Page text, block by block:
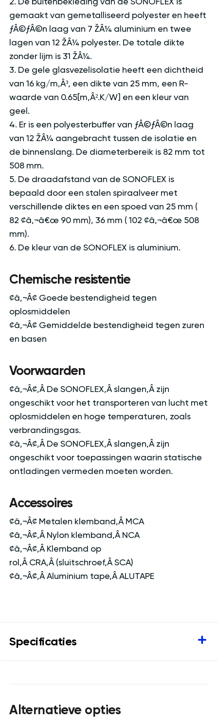
gemaakt van gemetalliseerd polyester en heeft
ƒÂ©ƒÂ©n laag van 7 ŽÂ¼ aluminium en twee
lagen van 12 ŽÂ¼ polyester. De totale dikte
zonder lijm is 31 ŽÂ¼.
3. De gele glasvezelisolatie heeft een dichtheid
van 16 kg/m‚Â³, een dikte van 25 mm, een R-
waarde van 0.65[m‚Â².K/W] en een kleur van
geel.
4. Er is een polyesterbuffer van ƒÂ©ƒÂ©n laag
van 12 ŽÂ¼ aangebracht tussen de isolatie en
de binnenslang. De diameterbereik is 82 mm tot
508 mm.
5. De draadafstand van de SONOFLEX is
bepaald door een stalen spiraalveer met
verschillende diktes en een spoed van 25 mm (
82 ¢â‚¬â€œ 90 mm), 36 mm ( 102 ¢â‚¬â€œ 508
mm).
6. De kleur van de SONOFLEX is aluminium.
Chemische resistentie
¢â‚¬Â¢ Goede bestendigheid tegen
oplosmiddelen
¢â‚¬Â¢ Gemiddelde bestendigheid tegen zuren
en basen
Voorwaarden
¢â‚¬Â¢‚Â De SONOFLEX‚Â slangen‚Â zijn
ongeschikt voor het transporteren van lucht met
oplosmiddelen en hoge temperaturen, zoals
verbrandingsgas.
¢â‚¬Â¢‚Â De SONOFLEX‚Â slangen‚Â zijn
ongeschikt voor toepassingen waarin statische
ontladingen vermeden moeten worden.
Accessoires
¢â‚¬Â¢ Metalen klemband‚Â MCA
¢â‚¬Â¢‚Â Nylon klemband‚Â NCA
¢â‚¬Â¢‚Â Klemband op
rol‚Â CRA‚Â (sluitschroef‚Â SCA)
¢â‚¬Â¢‚Â Aluminium tape‚Â ALUTAPE
Specificaties
Alternatieve opties